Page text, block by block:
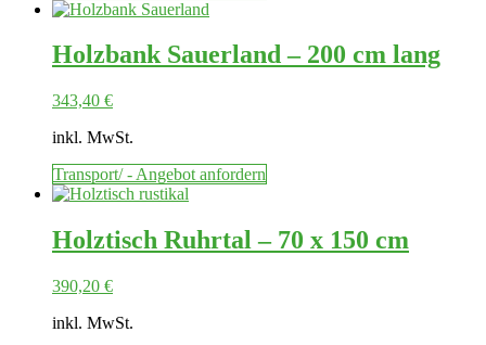
Holzbank Sauerland – 200 cm lang
343,40 €
inkl. MwSt.
Transport/ - Angebot anfordern
Holztisch Ruhrtal – 70 x 150 cm
390,20 €
inkl. MwSt.